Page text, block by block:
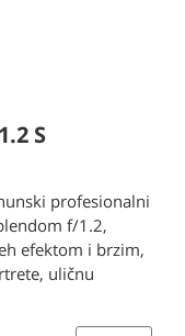
S
profesionalni
f/1.2,
efektom i brzim,
uličnu